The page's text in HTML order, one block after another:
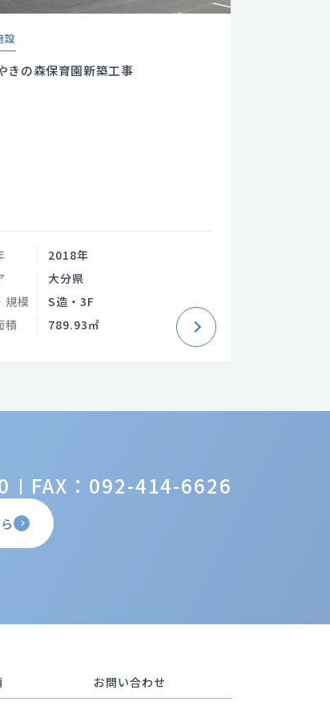
設
きの森保育園新築工事
2018年
大分県
規模
S造・3F
積
789.93㎡
FAX：092-414-6626
お問い合わせ